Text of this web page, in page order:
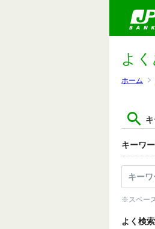
ホーム
よ
キーワ
※スペー
よく検